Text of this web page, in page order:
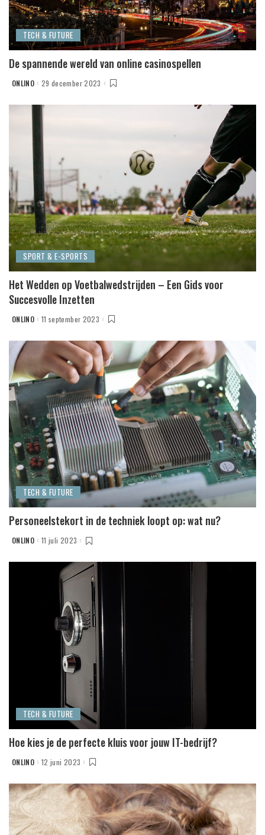
TECH & FUTURE
De spannende wereld van online casinospellen
POSTED
ONLINO 29 december 2023
SPORT & E-SPORTS
Het Wedden op Voetbalwedstrijden – Een Gids voor
Succesvolle Inzetten
POSTED
ONLINO 11 september 2023
TECH & FUTURE
Personeelstekort in de techniek loopt op: wat nu?
POSTED
ONLINO 11 juli 2023
TECH & FUTURE
Hoe kies je de perfecte kluis voor jouw IT-bedrijf?
POSTED
ONLINO 12 juni 2023